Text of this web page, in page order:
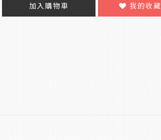
加入購物車 我的收藏